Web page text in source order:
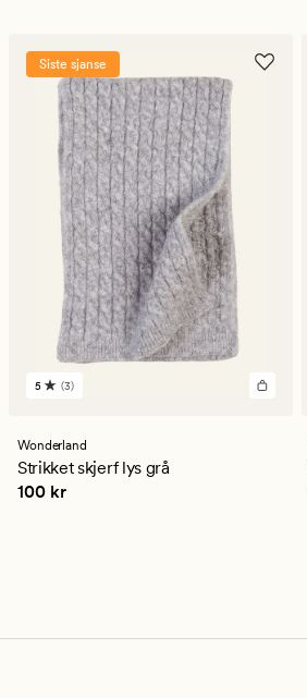
Siste sjanse
3
en
gjennomsnittlig
vurdering
på
5 (3)
Wonderland
Strikket skjerf lys grå
Pris 100 kr
100 kr